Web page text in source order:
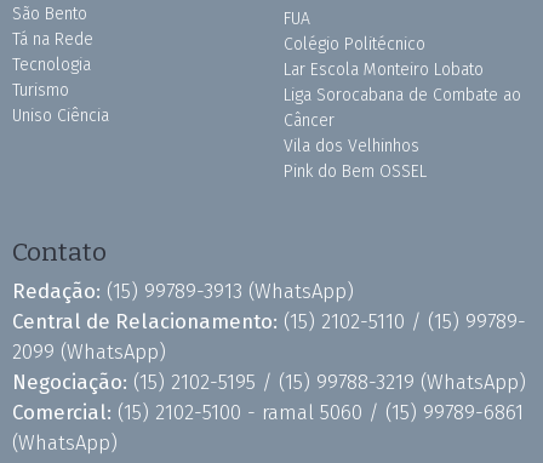
São Bento
Tá na Rede
Tecnologia
Turismo
Uniso Ciência
FUA
Colégio Politécnico
Lar Escola Monteiro Lobato
Liga Sorocabana de Combate ao
Câncer
Vila dos Velhinhos
Pink do Bem OSSEL
Contato
Redação: (15) 99789-3913 (WhatsApp)
Central de Relacionamento: (15) 2102-5110 / (15) 99789-
2099 (WhatsApp)
Negociação: (15) 2102-5195 / (15) 99788-3219 (WhatsApp)
Comercial: (15) 2102-5100 - ramal 5060 / (15) 99789-6861
(WhatsApp)